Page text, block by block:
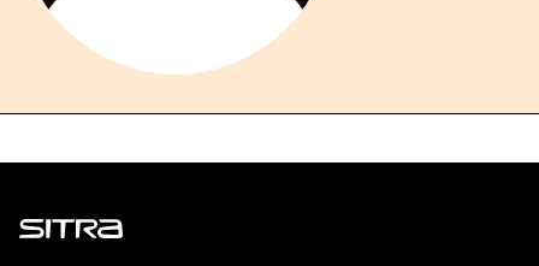
Sitra